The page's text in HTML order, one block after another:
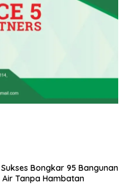
Bongkar 95 Bangunan
Tanpa Hambatan